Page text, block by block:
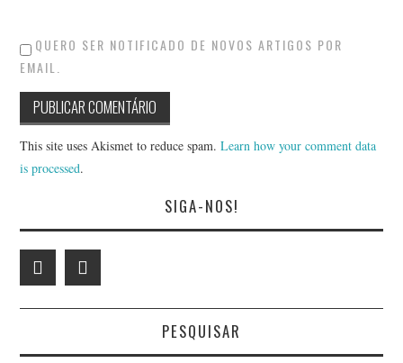
QUERO SER NOTIFICADO DE NOVOS ARTIGOS POR
EMAIL.
This site uses Akismet to reduce spam.Learn how your comment data
is processed.
SIGA-NOS!
PESQUISAR